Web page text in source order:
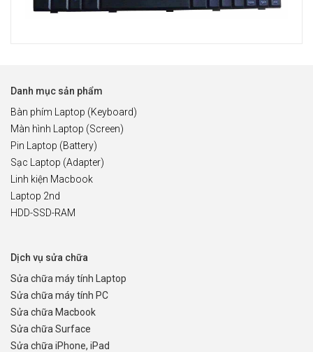
Danh mục sản phẩm
Bàn phím Laptop (Keyboard)
Màn hình Laptop (Screen)
Pin Laptop (Battery)
Sạc Laptop (Adapter)
Linh kiện Macbook
Laptop 2nd
HDD-SSD-RAM
Dịch vụ sửa chữa
Sửa chữa máy tính Laptop
Sửa chữa máy tính PC
Sửa chữa Macbook
Sửa chữa Surface
Sửa chữa iPhone, iPad